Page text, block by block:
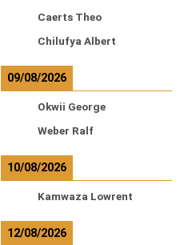
Caerts Theo
Chilufya Albert
09/08/2026
Okwii George
Weber Ralf
10/08/2026
Kamwaza Lowrent
12/08/2026